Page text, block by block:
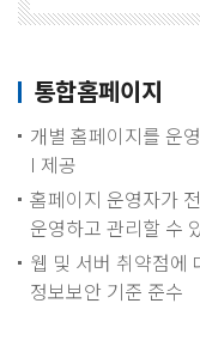
통합홈페이지
개별 홈페이지를 운
I 제공
홈페이지 운영자가
운영하고 관리할 수
웹 및 서버 취약점에
정보보안 기준 준수